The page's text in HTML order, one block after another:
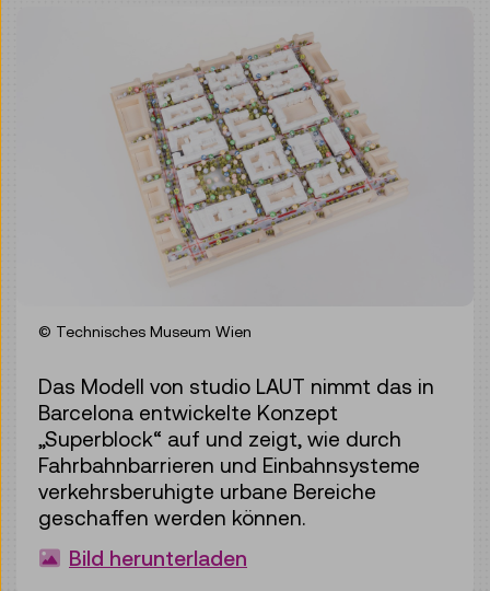
© Technisches Museum Wien
Das Modell von studio LAUT nimmt das in
Barcelona entwickelte Konzept
„Superblock“ auf und zeigt, wie durch
Fahrbahnbarrieren und Einbahnsysteme
verkehrsberuhigte urbane Bereiche
geschaffen werden können.
Bild herunterladen